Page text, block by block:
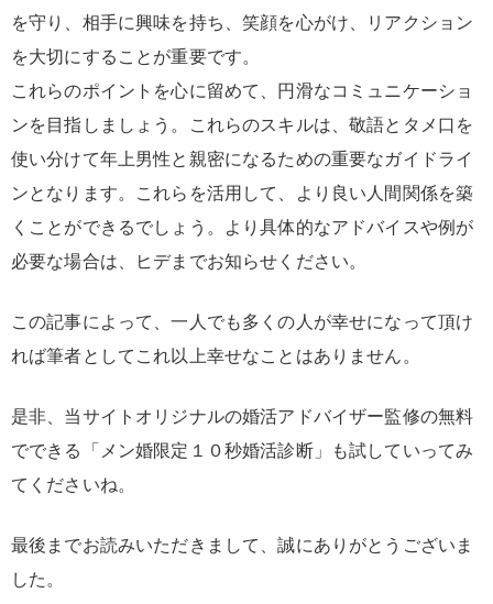
を守り、相手に興味を持ち、笑顔を心がけ、リアクション
を大切にすることが重要です。
これらのポイントを心に留めて、円滑なコミュニケーショ
ンを目指しましょう。これらのスキルは、敬語とタメ口を
使い分けて年上男性と親密になるための重要なガイドライ
ンとなります。これらを活用して、より良い人間関係を築
くことができるでしょう。より具体的なアドバイスや例が
必要な場合は、ヒデまでお知らせください。
この記事によって、一人でも多くの人が幸せになって頂け
れば筆者としてこれ以上幸せなことはありません。
是非、当サイトオリジナルの婚活アドバイザー監修の無料
でできる「メン婚限定１０秒婚活診断」も試していってみ
てくださいね。
最後までお読みいただきまして、誠にありがとうございま
した。